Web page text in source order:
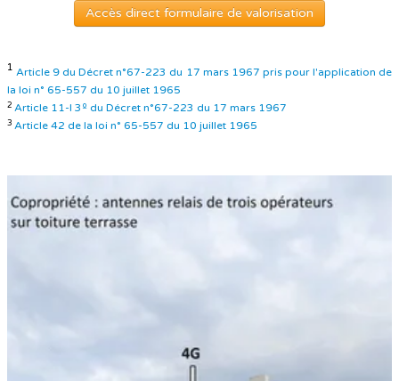
Accès direct formulaire de valorisation
1 Article 9 du Décret n°67-223 du 17 mars 1967 pris pour l'application de
la loi n° 65-557 du 10 juillet 1965
2 Article 11-I 3º du Décret n°67-223 du 17 mars 1967
3 Article 42 de la loi n° 65-557 du 10 juillet 1965